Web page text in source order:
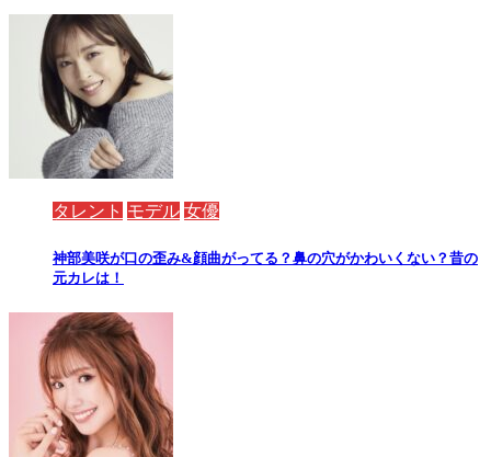
タレント モデル 女優
神部美咲が口の歪み&顔曲がってる？鼻の穴がかわいくない？昔の
元カレは！